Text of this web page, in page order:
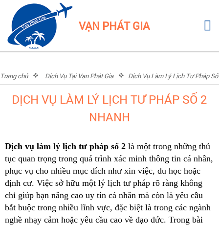
VẠN PHÁT GIA
Trang chủ Dịch Vụ Tại Vạn Phát Gia
Dịch Vụ Làm Lý Lịch Tư Pháp Số
2 Nhanh
DỊCH VỤ LÀM LÝ LỊCH TƯ PHÁP SỐ 2
NHANH
Dịch vụ làm lý lịch tư pháp số 2 là một trong những thủ
tục quan trọng trong quá trình xác minh thông tin cá nhân,
phục vụ cho nhiều mục đích như xin việc, du học hoặc
định cư. Việc sở hữu một lý lịch tư pháp rõ ràng không
chỉ giúp bạn nâng cao uy tín cá nhân mà còn là yêu cầu
bắt buộc trong nhiều lĩnh vực, đặc biệt là trong các ngành
nghề nhạy cảm hoặc yêu cầu cao về đạo đức. Trong bài